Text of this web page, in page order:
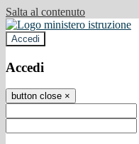
Salta al contenuto
Accedi
Accedi
button close ×